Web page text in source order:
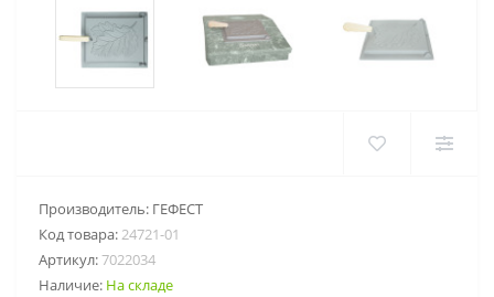
Производитель: ГЕФЕСТ
Код товара:24721-01
Артикул:7022034
Наличие: На складе